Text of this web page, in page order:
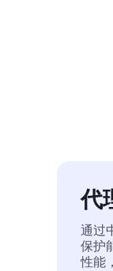
代
通过
保护
性能